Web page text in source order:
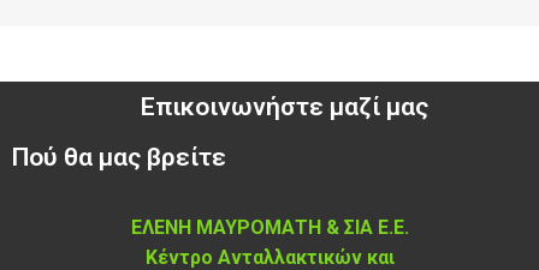
Επικοινωνήστε μαζί μας
Πού θα μας βρείτε
ΕΛΕΝΗ ΜΑΥΡΟΜΑΤΗ & ΣΙΑ Ε.Ε.
Κέντρο Ανταλλακτικών και